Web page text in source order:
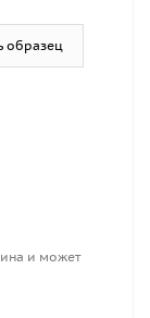
образец
и может